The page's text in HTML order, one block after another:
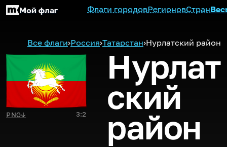
Мой флаг Флаги городовРегионовСтран
Все флаги›Россия›Татарстан›Нурлатский район
PNG↓ 3:2
Нурлат
ский
район